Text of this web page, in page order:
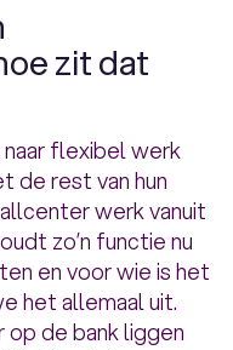
zit dat
flexibel werk
de rest van hun
werk vanuit
zo’n functie nu
en voor wie is het
het allemaal uit.
de bank liggen